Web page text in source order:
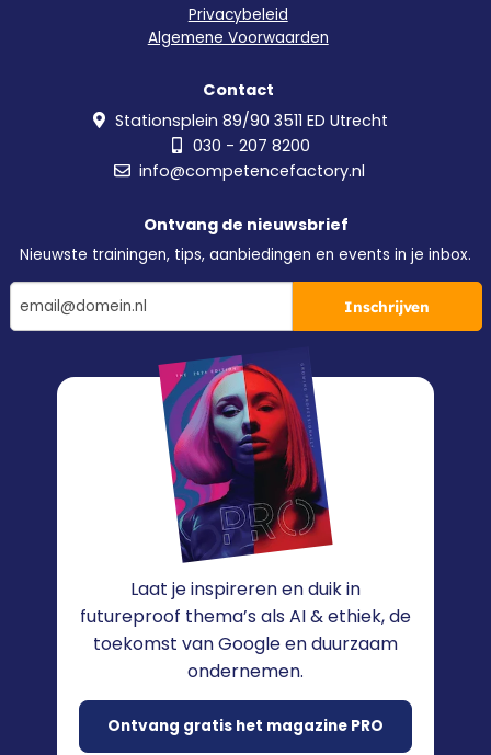
Privacybeleid
Algemene Voorwaarden
Contact
Stationsplein 89/90 3511 ED Utrecht
030 - 207 8200
info@competencefactory.nl
Ontvang de nieuwsbrief
Nieuwste trainingen, tips, aanbiedingen en events in je inbox.
Inschrijven
Laat je inspireren en duik in
futureproof thema’s als AI & ethiek, de
toekomst van Google en duurzaam
ondernemen.
Ontvang gratis het magazine PRO